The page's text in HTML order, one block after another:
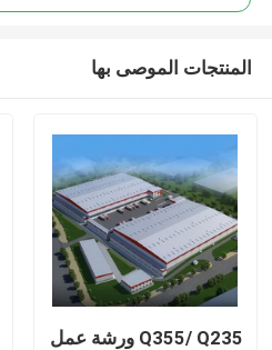
المنتجات الموصى بها
Q355/ Q235 ورشة عمل